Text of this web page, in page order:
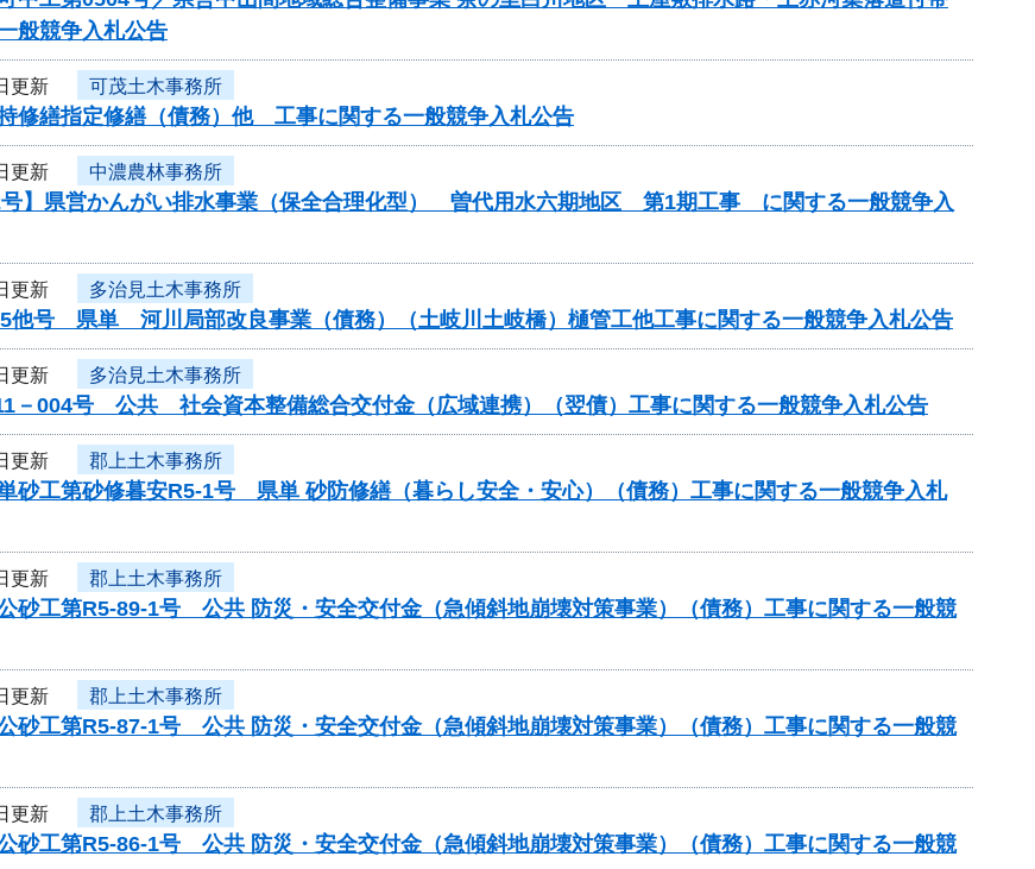
般競争入札公告
更新 可茂土木事務所
修繕指定修繕（債務）他 工事に関する一般競争入札公告
更新 中濃農林事務所
号】県営かんがい排水事業（保全合理化型） 曽代用水六期地区 第1期工事 に関する一般競争入
更新 多治見土木事務所
他号 県単 河川局部改良事業（債務）（土岐川土岐橋）樋管工他工事に関する一般競争入札公告
更新 多治見土木事務所
－004号 公共 社会資本整備総合交付金（広域連携）（翌債）工事に関する一般競争入札公告
更新 郡上土木事務所
単砂工第砂修暮安R5-1号 県単 砂防修繕（暮らし安全・安心）（債務）工事に関する一般競争入札
更新 郡上土木事務所
公砂工第R5-89-1号 公共 防災・安全交付金（急傾斜地崩壊対策事業）（債務）工事に関する一般競
更新 郡上土木事務所
公砂工第R5-87-1号 公共 防災・安全交付金（急傾斜地崩壊対策事業）（債務）工事に関する一般競
更新 郡上土木事務所
公砂工第R5-86-1号 公共 防災・安全交付金（急傾斜地崩壊対策事業）（債務）工事に関する一般競